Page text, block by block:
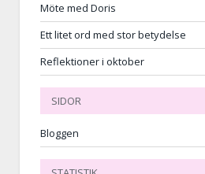
Möte med Doris
Ett litet ord med stor betydelse
Reflektioner i oktober
SIDOR
Bloggen